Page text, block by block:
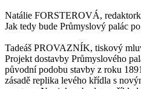
Natálie FORSTEROVÁ,
Jak tedy bude Průmyslový palác
Tadeáš PROVAZNÍK, tiskový
Projekt dostavby Průmyslového
původní podobu stavby z roku
zásadě replika levého křídla s